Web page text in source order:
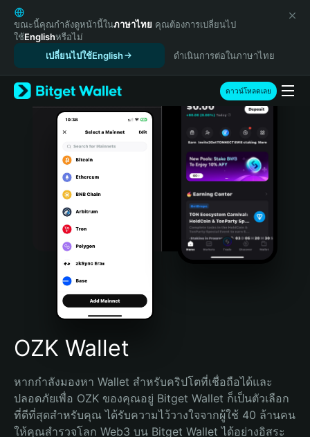
English
日本語
Tiếng Việt
Español (Latinoamérica)
Türkçe
Italiano
Português (Portugal)
Bahasa Indonesia
Português (Brasil)
Español (Argentina)
ขณะนี้คุณกำลังดูหน้านี้ในภาษาไทย คุณต้องการเปลี่ยนไป
ใช้Englishหรือไม่
เปลี่ยนไปใช้English
ดำเนินการต่อในภาษาไทย
ดาวน์โหลดเลย
OZK Wallet
หากกำลังมองหา Wallet สำหรับคริปโตที่เชื่อถือได้และ
ปลอดภัยเพื่อ OZK ของคุณอยู่ Bitget Wallet ก็เป็นตัวเลือก
ที่ดีที่สุดสำหรับคุณ ได้รับความไว้วางใจจากผู้ใช้ 40 ล้านคน
ให้คุณสำรวจโลก Web3 บน Bitget Wallet ได้อย่างอิสระ